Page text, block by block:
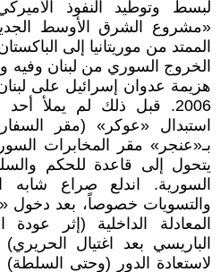
لبسط وتوطيد النفوذ
«مشروع الشرق الأوسط
الممتد من موريتانيا إلى
الخروج السوري من لبنان وفيه
هزيمة عدوان إسرائيل على
2006. قبل ذلك لم يملأ
استبدال «عوكر» (مقر
بـ«عنجر» مقر المخابرات
يتحول إلى قاعدة للحكم
السورية. اندلع صراع شابه
والتسويات خصوصاً، بعد دخول
المعادلة الداخلية (إثر
الباريسي بعد اغتيال
لاستعادة الدور (وحتى